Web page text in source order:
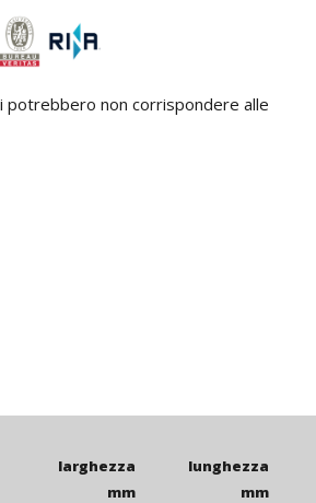
potrebbero non corrispondere alle
larghezza
mm
lunghezza
mm